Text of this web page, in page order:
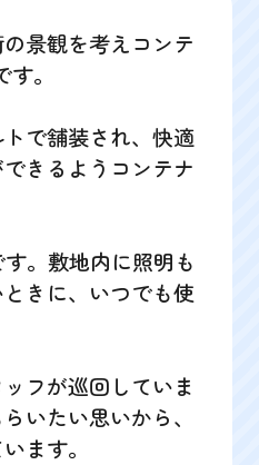
景観を考えコンテ
。
で舗装され、快適
きるようコンテナ
。敷地内に照明も
きに、いつでも使
フが巡回していま
いたい思いから、
ます。